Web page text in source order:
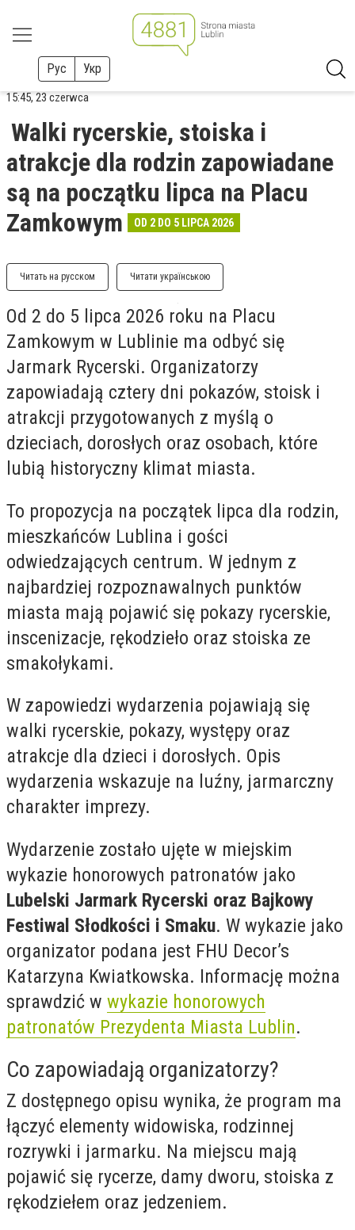
Рус Укр
15:45, 23 czerwca
Walki rycerskie, stoiska i
atrakcje dla rodzin zapowiadane
są na początku lipca na Placu
Zamkowym
OD 2 DO 5 LIPCA 2026
Читать на русском Читати українською
Od 2 do 5 lipca 2026 roku na Placu
Zamkowym w Lublinie ma odbyć się
Jarmark Rycerski. Organizatorzy
zapowiadają cztery dni pokazów, stoisk i
atrakcji przygotowanych z myślą o
dzieciach, dorosłych oraz osobach, które
lubią historyczny klimat miasta.
To propozycja na początek lipca dla rodzin,
mieszkańców Lublina i gości
odwiedzających centrum. W jednym z
najbardziej rozpoznawalnych punktów
miasta mają pojawić się pokazy rycerskie,
inscenizacje, rękodzieło oraz stoiska ze
smakołykami.
W zapowiedzi wydarzenia pojawiają się
walki rycerskie, pokazy, występy oraz
atrakcje dla dzieci i dorosłych. Opis
wydarzenia wskazuje na luźny, jarmarczny
charakter imprezy.
Wydarzenie zostało ujęte w miejskim
wykazie honorowych patronatów jako
Lubelski Jarmark Rycerski oraz Bajkowy
Festiwal Słodkości i Smaku. W wykazie jako
organizator podana jest FHU Decor’s
Katarzyna Kwiatkowska. Informację można
sprawdzić w wykazie honorowych
patronatów Prezydenta Miasta Lublin.
Co zapowiadają organizatorzy?
Z dostępnego opisu wynika, że program ma
łączyć elementy widowiska, rodzinnej
rozrywki i jarmarku. Na miejscu mają
pojawić się rycerze, damy dworu, stoiska z
rękodziełem oraz jedzeniem.